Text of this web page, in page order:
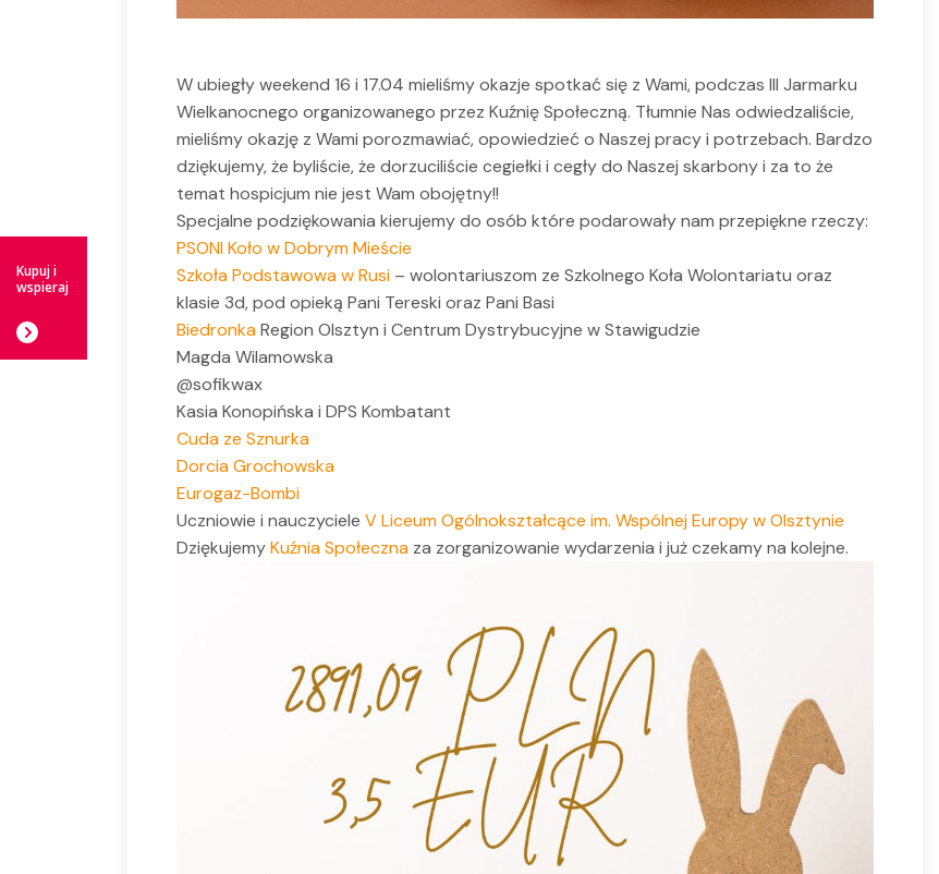
W ubiegły weekend 16 i 17.04 mieliśmy okazje spotkać się z Wami, podczas III Jarmarku
Wielkanocnego organizowanego przez Kuźnię Społeczną. Tłumnie Nas odwiedzaliście,
mieliśmy okazję z Wami porozmawiać, opowiedzieć o Naszej pracy i potrzebach. Bardzo
dziękujemy, że byliście, że dorzuciliście cegiełki i cegły do Naszej skarbony i za to że
temat hospicjum nie jest Wam obojętny!!
Specjalne podziękowania kierujemy do osób które podarowały nam przepiękne rzeczy:
PSONI Koło w Dobrym Mieście
Szkoła Podstawowa w Rusi – wolontariuszom ze Szkolnego Koła Wolontariatu oraz
klasie 3d, pod opieką Pani Tereski oraz Pani Basi
BiedronkaRegion Olsztyn i Centrum Dystrybucyjne w Stawigudzie
Magda Wilamowska
@sofikwax
Kasia Konopińska i DPS Kombatant
Cuda ze Sznurka
Dorcia Grochowska
Eurogaz-Bombi
Uczniowie i nauczyciele V Liceum Ogólnokształcące im. Wspólnej Europy w Olsztynie
DziękujemyKuźnia Społeczna za zorganizowanie wydarzenia i już czekamy na kolejne.
Kupuj i
wspieraj